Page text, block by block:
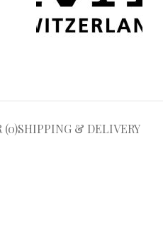
(0)SHIPPING & DELIVERY